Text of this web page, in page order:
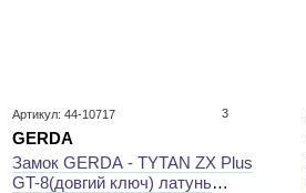
Артикул: 44-10717 3
GERDA
Замок GERDA - TYTAN ZX Plus
GT-8(довгий ключ) латунь